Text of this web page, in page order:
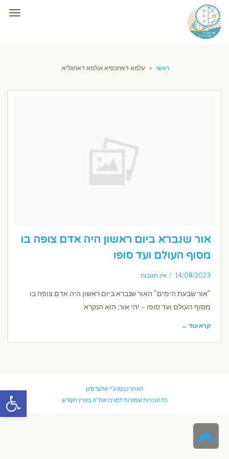
פתח
ראשי » עלמא דאתכסיא ועלמא דאתגליא.
אור שנברא ביום ראשון היה אדם צופה בו
מסוף העולם ועד סופו
14/08/2023 אין תגובות
"אור שבעת הימים" האור שנברא ביום ראשון היה אדם צופה בו
מסוף העולם ועד סופו – יהי אור, הוא הנקרא
קרא עוד ←
האתר נבנה ע"יאלעד סיון
כל הזכויות שמורות למרכז את"ה בארץ הקודש
לראש